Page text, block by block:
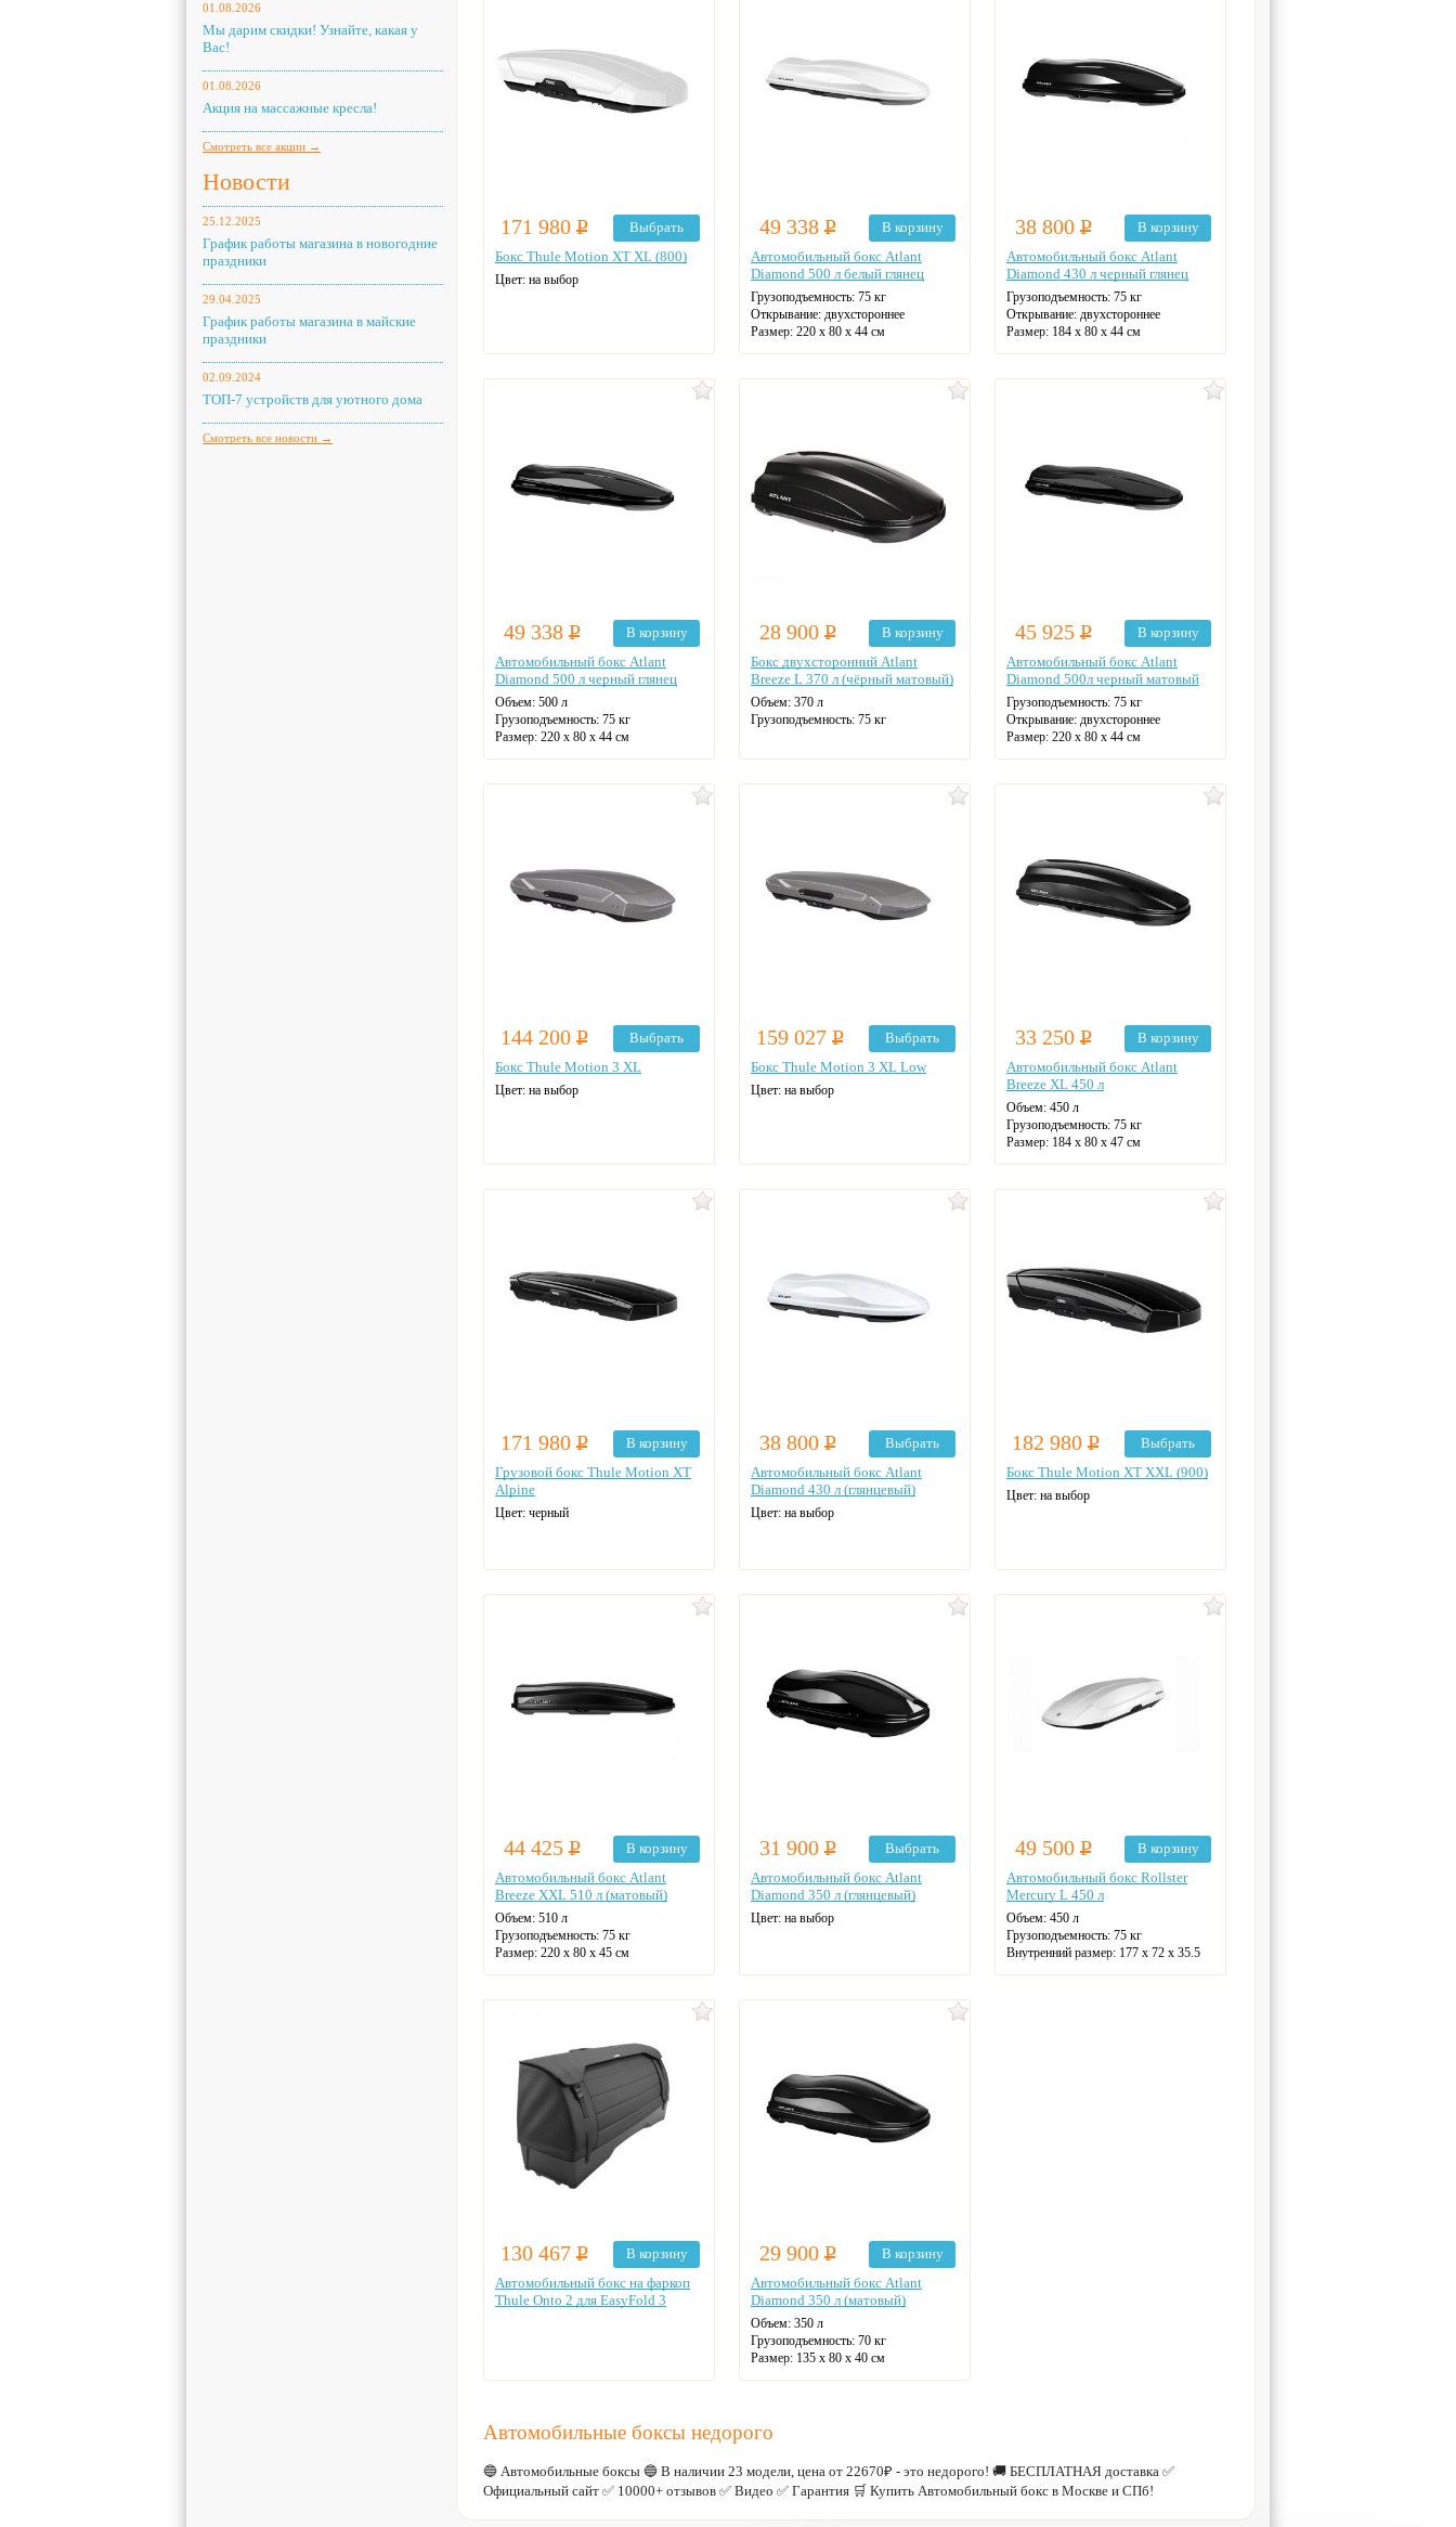
01.08.2026
Мы дарим скидки! Узнайте, какая у
Вас!
01.08.2026
Акция на массажные кресла!
Смотреть все акции →
Новости
25.12.2025
График работы магазина в новогодние
праздники
29.04.2025
График работы магазина в майские
праздники
02.09.2024
ТОП-7 устройств для уютного дома
Смотреть все новости →
171 980 Р
Выбрать
Бокс Thule Motion XT XL (800)
Цвет: на выбор
49 338 Р
В корзину
Автомобильный бокс Atlant
Diamond 500 л белый глянец
Грузоподъемность: 75 кг
Открывание: двухстороннее
Размер: 220 х 80 х 44 см
38 800 Р
В корзину
Автомобильный бокс Atlant
Diamond 430 л черный глянец
Грузоподъемность: 75 кг
Открывание: двухстороннее
Размер: 184 x 80 x 44 см
49 338 Р
В корзину
Автомобильный бокс Atlant
Diamond 500 л черный глянец
Объем: 500 л
Грузоподъемность: 75 кг
Размер: 220 х 80 х 44 см
28 900 Р
В корзину
Бокс двухсторонний Atlant
Breeze L 370 л (чёрный матовый)
Объем: 370 л
Грузоподъемность: 75 кг
45 925 Р
В корзину
Автомобильный бокс Atlant
Diamond 500л черный матовый
Грузоподъемность: 75 кг
Открывание: двухстороннее
Размер: 220 х 80 х 44 см
144 200 Р
Выбрать
Бокс Thule Motion 3 XL
Цвет: на выбор
159 027 Р
Выбрать
Бокс Thule Motion 3 XL Low
Цвет: на выбор
33 250 Р
В корзину
Автомобильный бокс Atlant
Breeze XL 450 л
Объем: 450 л
Грузоподъемность: 75 кг
Размер: 184 x 80 x 47 см
171 980 Р
В корзину
Грузовой бокс Thule Motion XT
Alpine
Цвет: черный
38 800 Р
Выбрать
Автомобильный бокс Atlant
Diamond 430 л (глянцевый)
Цвет: на выбор
182 980 Р
Выбрать
Бокс Thule Motion XT XXL (900)
Цвет: на выбор
44 425 Р
В корзину
Автомобильный бокс Atlant
Breeze XXL 510 л (матовый)
Объем: 510 л
Грузоподъемность: 75 кг
Размер: 220 x 80 x 45 см
31 900 Р
Выбрать
Автомобильный бокс Atlant
Diamond 350 л (глянцевый)
Цвет: на выбор
49 500 Р
В корзину
Автомобильный бокс Rollster
Mercury L 450 л
Объем: 450 л
Грузоподъемность: 75 кг
Внутренний размер: 177 х 72 х 35.5
130 467 Р
В корзину
Автомобильный бокс на фаркоп
Thule Onto 2 для EasyFold 3
29 900 Р
В корзину
Автомобильный бокс Atlant
Diamond 350 л (матовый)
Объем: 350 л
Грузоподъемность: 70 кг
Размер: 135 x 80 x 40 см
Автомобильные боксы недорого
🔵 Автомобильные боксы 🔵 В наличии 23 модели, цена от 22670₽ - это недорого! 🚚 БЕСПЛАТНАЯ доставка ✅
Официальный сайт ✅ 10000+ отзывов ✅ Видео ✅ Гарантия 🛒 Купить Автомобильный бокс в Москве и СПб!